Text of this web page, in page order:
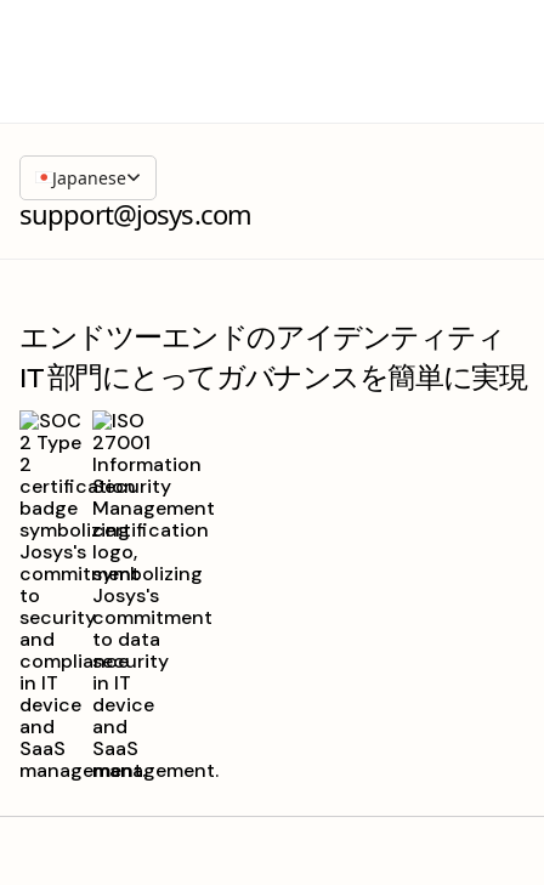
support@josys.com
Japanese
エンドツーエンドのアイデンティティ
IT 部門にとってガバナンスを簡単に実現